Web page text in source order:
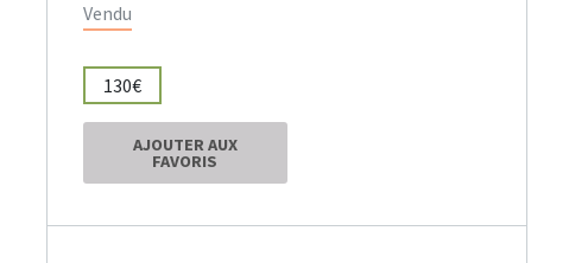
Vendu
130€
AJOUTER AUX
FAVORIS